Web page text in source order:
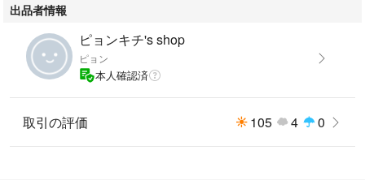
出品者情報
ピョンキチ's shop
ピョン
本人確認済
取引の評価 105 4 0